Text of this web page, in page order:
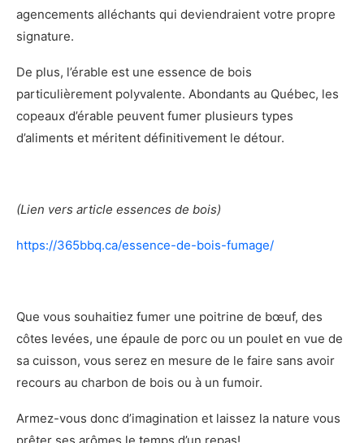
agencements alléchants qui deviendraient votre propre
signature.
De plus, l’érable est une essence de bois
particulièrement polyvalente. Abondants au Québec, les
copeaux d’érable peuvent fumer plusieurs types
d’aliments et méritent définitivement le détour.
(Lien vers article essences de bois)
https://365bbq.ca/essence-de-bois-fumage/
Que vous souhaitiez fumer une poitrine de bœuf, des
côtes levées, une épaule de porc ou un poulet en vue de
sa cuisson, vous serez en mesure de le faire sans avoir
recours au charbon de bois ou à un fumoir.
Armez-vous donc d’imagination et laissez la nature vous
prêter ses arômes le temps d’un repas!